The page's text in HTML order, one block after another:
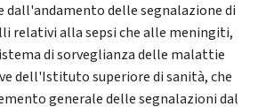
dall'andamento delle segnalazione di
relativi alla sepsi che alle meningiti,
di sorveglianza delle malattie
dell'Istituto superiore di sanità, che
generale delle segnalazioni dal